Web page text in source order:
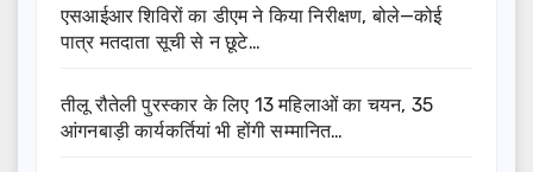
एसआईआर शिविरों का डीएम ने किया निरीक्षण, बोले—कोई
पात्र मतदाता सूची से न छूटे…
तीलू रौतेली पुरस्कार के लिए 13 महिलाओं का चयन, 35
आंगनबाड़ी कार्यकर्तियां भी होंगी सम्मानित…